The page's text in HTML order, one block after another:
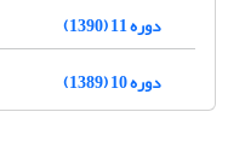
دوره 11 (1390)
دوره 10 (1389)